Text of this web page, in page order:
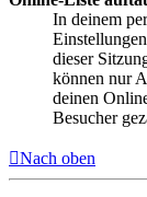
In deinem
dieser
können nur
deinen
Besucher
Nach oben